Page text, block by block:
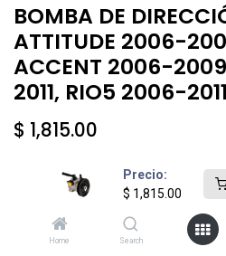
Precio:
$ 1,815.00
Home Search
BOMBA DE
ATTITUDE 2006-
ACCENT 2006-
2011, RIO5 2006-2011
$ 1,815.00
Añadir al carrito